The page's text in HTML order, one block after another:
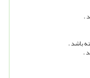
.
باشد .
.